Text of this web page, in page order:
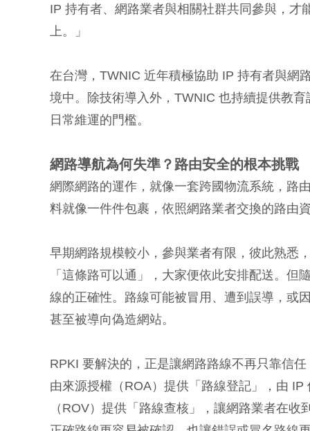
IP 持有者、網路業者與相關社群共同參與，
上。」
在台灣，TWNIC 近年積極協助 IP 持有者與網
境中。除技術導入外，TWNIC 也持續提供教
日常維運的門檻。
網路導航為何失準？路由安全的根本挑戰
網際網路的運作，就像一套跨國物流系統，路
料就像一件件包裹，依照網路業者交換的路由
早期網路規模較小，參與業者有限，彼此熟悉
「這條路可以通」，大家便依此安排配送。
線的正確性。路線可能被冒用、遭到誤導，或
甚至被導向偽造網站。
RPKI 要解決的，正是讓網路路線不再只靠信
由來源授權（ROA）提供「路線登記」，由
（ROV）提供「路線查核」，讓網路業者在